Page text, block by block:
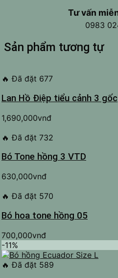
Tư vấn
0983
Sản phẩm tương tự
🔥 Đã đặt 677
Lan Hồ Điệp tiểu cảnh 3 gốc
1,690,000vnđ
🔥 Đã đặt 732
Bó Tone hồng 3 VTD
630,000vnđ
🔥 Đã đặt 570
Bó hoa tone hồng 05
700,000vnđ
-11%
🔥 Đã đặt 589